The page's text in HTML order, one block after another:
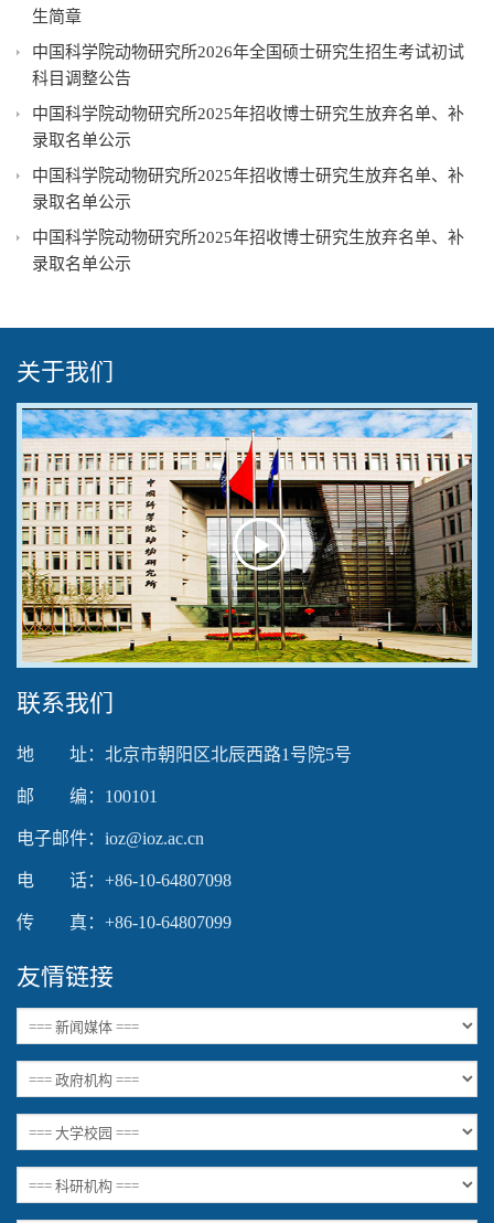
生简章
中国科学院动物研究所2026年全国硕士研究生招生考试初试
科目调整公告
中国科学院动物研究所2025年招收博士研究生放弃名单、补
录取名单公示
中国科学院动物研究所2025年招收博士研究生放弃名单、补
录取名单公示
中国科学院动物研究所2025年招收博士研究生放弃名单、补
录取名单公示
关于我们
Play
Video
联系我们
地 址：北京市朝阳区北辰西路1号院5号
邮 编：100101
电子邮件：ioz@ioz.ac.cn
电 话：+86-10-64807098
传 真：+86-10-64807099
友情链接